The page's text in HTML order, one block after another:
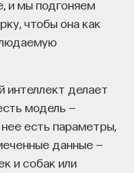
и мы подгоняем
чтобы она как
интеллект делает
модель —
есть параметры,
данные —
и собак или